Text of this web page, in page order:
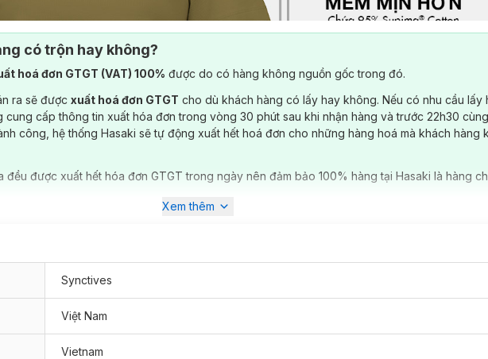
có trộn hay không?
hoá đơn GTGT (VAT) 100% được do có hàng không nguồn gốc trong đó.
ra sẽ được xuất hoá đơn GTGT cho dù khách hàng có lấy hay không. Nếu có nhu cầu lấy
cung cấp thông tin xuất hóa đơn trong vòng 30 phút sau khi nhận hàng và trước 22h30
công, hệ thống Hasaki sẽ tự động xuất hết hoá đơn cho những hàng hoá mà khách hàng
đều được xuất hết hóa đơn GTGT trong ngày nên đảm bảo 100% hàng tại Hasaki là hàng
Xem thêm
Synctives
Việt Nam
Vietnam